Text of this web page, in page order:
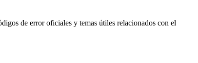
de error oficiales y temas útiles relacionados con el